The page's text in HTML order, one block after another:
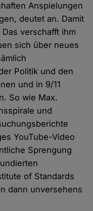
Anspielungen
deutet an. Damit
verschafft ihm
sich über neues
Politik und den
und in 9/11
So wie Max.
und
YouTube-Video
Sprengung
of Standards
dann unversehens